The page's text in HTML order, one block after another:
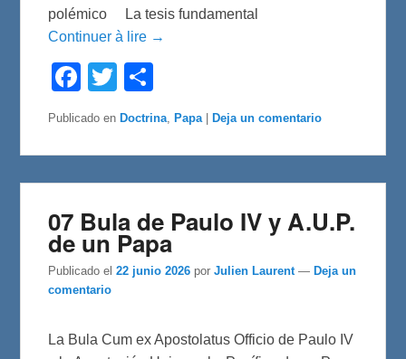
polémico La tesis fundamental
Continuer à lire →
F
e
b
o
T
t
t
r
p
a
t
r
Publicado en Doctrina Papa Deja un comentario
07 Bula de Paulo IV y A.U.P.
de un Papa
Publicado el 22 junio 2026 porJulien Laurent —Deja un
comentario
La Bula Cum ex Apostolatus Officio de Paulo IV